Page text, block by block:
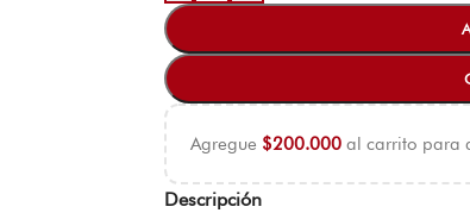
Agregue $200.000al carrito para
Descripción